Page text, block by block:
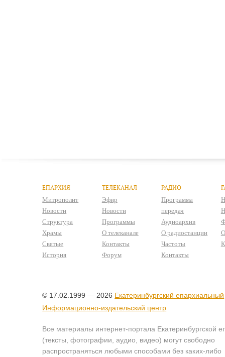
ЕПАРХИЯ
Митрополит
Новости
Структура
Храмы
Святые
История
ТЕЛЕКАНАЛ
Эфир
Новости
Программы
О телеканале
Контакты
Форум
РАДИО
Программа
передач
Аудиоархив
О радиостанции
Частоты
Контакты
© 17.02.1999 — 2026 Екатеринбургский епархиальный
Информационно-издательский центр
Все материалы интернет-портала Екатеринбургской
(тексты, фотографии, аудио, видео) могут свободно
распространяться любыми способами без каких-либо